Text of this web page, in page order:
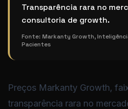
Transparência rara no
consultoria de growth.
Fonte: Markanty Growth,
Pacientes
Preços Markanty Growth,
transparência rara no